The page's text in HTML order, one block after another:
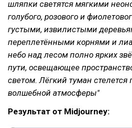
шляпки светятся мягкими
голубого, розового и
густыми, извилистыми
переплетёнными корнями и
небо над лесом полно ярких
пути, освещающее
светом. Лёгкий туман стелется
волшебной атмосферы"
Результат от Midjourney: